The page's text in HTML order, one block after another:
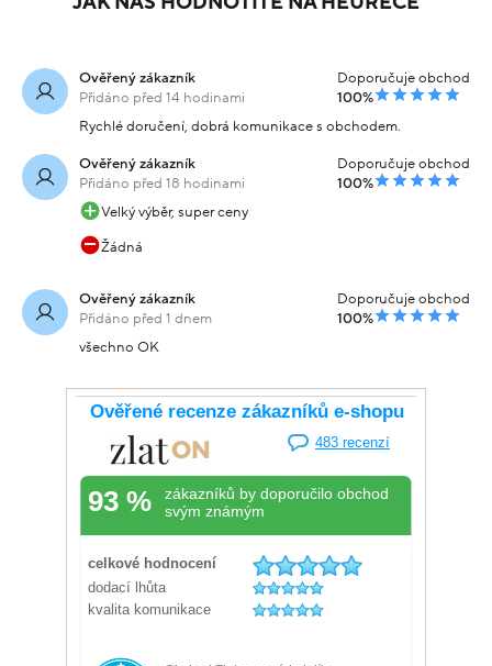
Ověřený zákazník
Přidáno před 14 hodinami
Doporučuje obchod
100%
Rychlé doručení, dobrá komunikace s obchodem.
Ověřený zákazník
Přidáno před 18 hodinami
Doporučuje obchod
100%
Velký výběr, super ceny
Žádná
Ověřený zákazník
Přidáno před 1 dnem
Doporučuje obchod
100%
všechno OK